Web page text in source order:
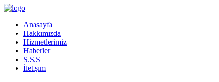
İçeriğe
Anasayfa
Hakkımızda
Hizmetlerimiz
Haberler
S.S.S
İletişim